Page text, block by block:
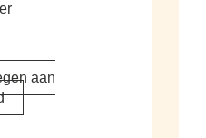
aan